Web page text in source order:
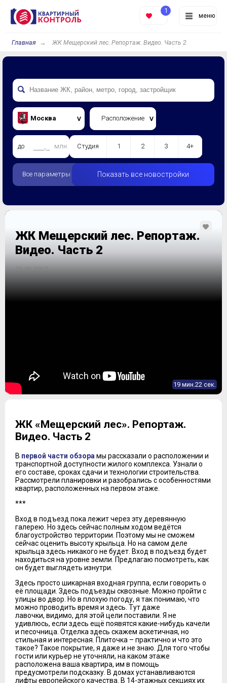
меню
1
Главная ЖК Мещерский лес. Репортаж. Видео. Часть 2
Москва Расположение
до млн. Студия 1 2 3 4+
Все параметры Показать все новостройки
ЖК Мещерский лес. Репортаж.
Видео. Часть 2
19 мин.22 сек.
ЖК «Мещерский лес». Репортаж.
Видео. Часть 2
В первой части обзора мы рассказали о расположении и
транспортной доступности жилого комплекса. Узнали о
его составе, сроках сдачи и технологии строительства.
Рассмотрели планировки и разобрались с особенностями
квартир, расположенных на первом этаже.
***
Вход в подъезд пока лежит через эту деревянную
галерею. Но здесь сейчас полным ходом ведётся
благоустройство территории. Поэтому мы не сможем
сейчас оценить высоту крыльца. Но на самом деле
крыльца здесь никакого не будет. Вход в подъезд будет
находиться на уровне земли. Предлагаю посмотреть, как
он будет выглядеть изнутри.
Здесь просто шикарная входная группа, если говорить о
её площади. Здесь подъезды сквозные. Можно пройти с
улицы во двор. Но в плохую погоду, я так понимаю, что
можно проводить время и здесь. Тут даже
лавочки, видимо, для этой цели поставили. Я не
удивлюсь, если здесь ещё появятся какие-нибудь качели
и песочница. Отделка здесь скажем аскетичная, но
стильная и интересная. Плиточка – практично и что это
такое? Такое покрытие, я даже и не знаю. Для того чтобы
гости или курьер не уточняли, на каком этаже
расположена ваша квартира, им в помощь
предусмотрели подсказку. В домах устанавливаются
лифты европейского качества. В 14-этажных секциях их